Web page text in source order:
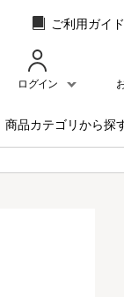
ご利用ガイド
ログイン
商品カテゴリから探